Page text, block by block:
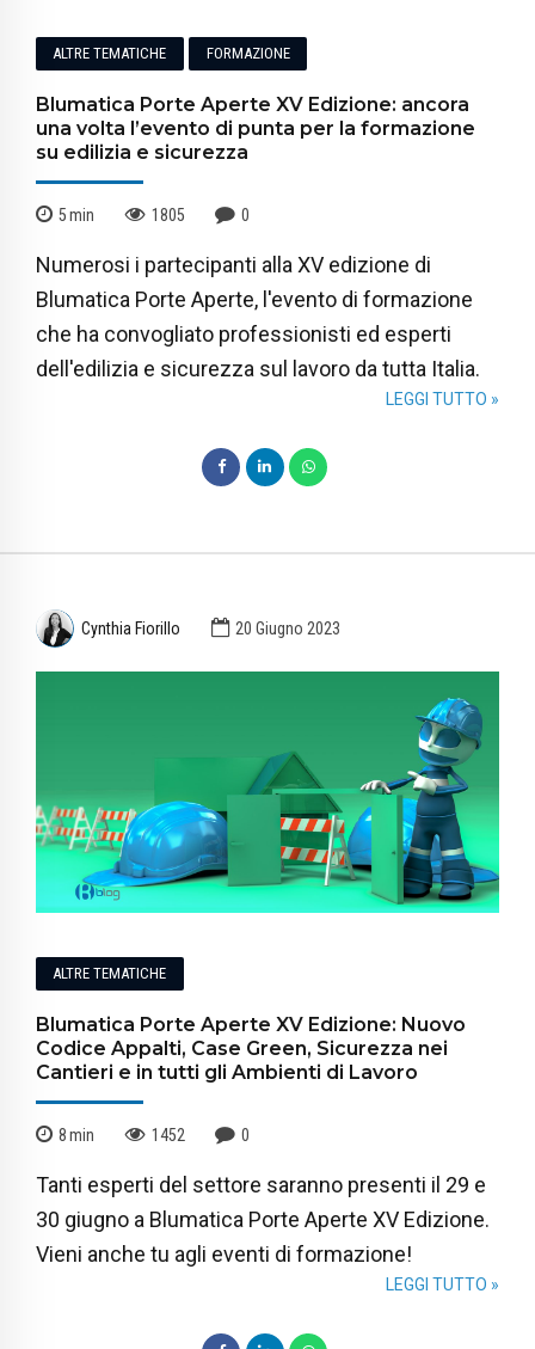
ALTRE TEMATICHE FORMAZIONE
Blumatica Porte Aperte XV Edizione: ancora
una volta l’evento di punta per la formazione
su edilizia e sicurezza
5min 1805 0
Numerosi i partecipanti alla XV edizione di
Blumatica Porte Aperte, l'evento di formazione
che ha convogliato professionisti ed esperti
dell'edilizia e sicurezza sul lavoro da tutta Italia.
LEGGI TUTTO »
Cynthia Fiorillo 20 Giugno 2023
ALTRE TEMATICHE
Blumatica Porte Aperte XV Edizione: Nuovo
Codice Appalti, Case Green, Sicurezza nei
Cantieri e in tutti gli Ambienti di Lavoro
8min 1452 0
Tanti esperti del settore saranno presenti il 29 e
30 giugno a Blumatica Porte Aperte XV Edizione.
Vieni anche tu agli eventi di formazione!
LEGGI TUTTO »